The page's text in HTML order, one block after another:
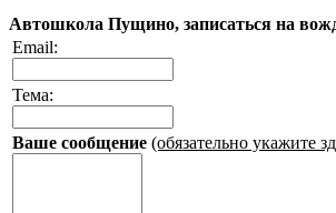
Автошкола Пущино, записаться на
Email:
Тема:
Ваше сообщение (обязательно укажите